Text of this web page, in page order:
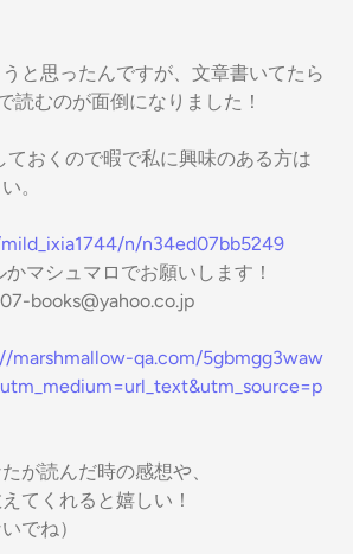
と思ったんですが、文章書いてたら
読むのが面倒になりました！
おくので暇で私に興味のある方は
。
n/n34ed07bb5249
マシュマロでお願いします！
books@yahoo.co.jp
marshmallow-qa.com/5gbmgg3waw
が読んだ時の感想や、
てくれると嬉しい！
でね）